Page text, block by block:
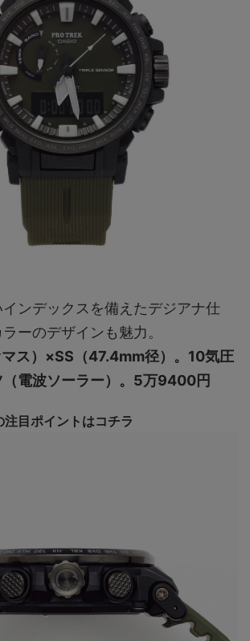
ンデックスを備えたデジアナ仕
ーのデザインも魅力。
ス）×SS（47.4mm径）。10気圧
（電波ソーラー）。5万9400円
目ポイントはコチラ